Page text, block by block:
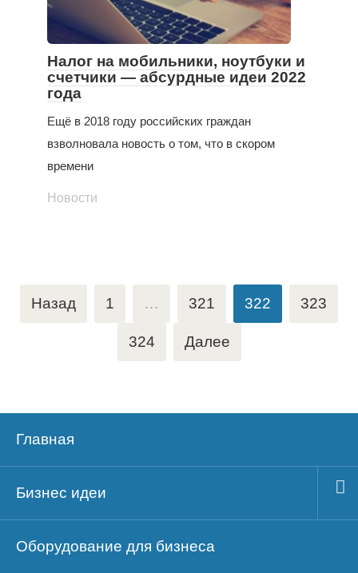
Налог на мобильники, ноутбуки и
счетчики — абсурдные идеи 2022
года
Ещё в 2018 году российских граждан
взволновала новость о том, что в скором
времени
Новости
Пагинация
записей
Назад 1 … 321 322 323
324 Далее
Главная
Бизнес идеи
Оборудование для бизнеса